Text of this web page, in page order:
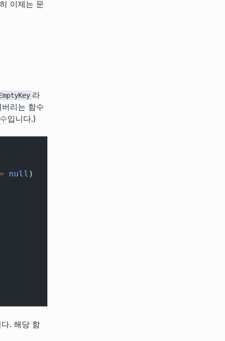
이제는 문
라
리는 함수
입니다.)
null )
. 해당 함